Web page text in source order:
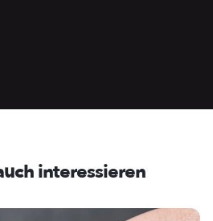
interessieren